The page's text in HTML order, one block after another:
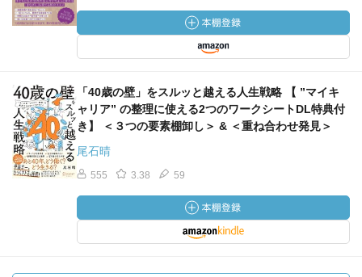
「40歳の壁」をスルッと越える人生戦略 【 ”マイキ
ャリア” の整理に使える2つのワークシートDL特典付
き】 ＜３つの要素棚卸し＞ & ＜重ね合わせ発見＞
尾石晴
555 3.38 59